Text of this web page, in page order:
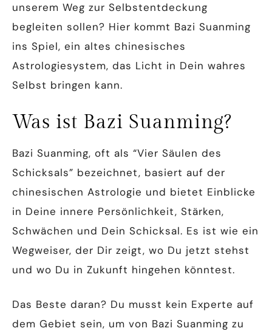
unserem Weg zur Selbstentdeckung
begleiten sollen? Hier kommt Bazi Suanming
ins Spiel, ein altes chinesisches
Astrologiesystem, das Licht in Dein wahres
Selbst bringen kann.
Was ist Bazi Suanming?
Bazi Suanming, oft als “Vier Säulen des
Schicksals” bezeichnet, basiert auf der
chinesischen Astrologie und bietet Einblicke
in Deine innere Persönlichkeit, Stärken,
Schwächen und Dein Schicksal. Es ist wie ein
Wegweiser, der Dir zeigt, wo Du jetzt stehst
und wo Du in Zukunft hingehen könntest.
Das Beste daran? Du musst kein Experte auf
dem Gebiet sein, um von Bazi Suanming zu